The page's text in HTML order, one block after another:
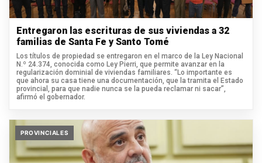
Entregaron las escrituras de sus viviendas a 32
familias de Santa Fe y Santo Tomé
Los títulos de propiedad se entregaron en el marco de la Ley Nacional
N.º 24.374, conocida como Ley Pierri, que permite avanzar en la
regularización dominial de viviendas familiares. “Lo importante es
que ahora su casa tiene una documentación, que la tramita el Estado
provincial, para que nadie nunca se la pueda reclamar ni sacar”,
afirmó el gobernador.
PROVINCIALES